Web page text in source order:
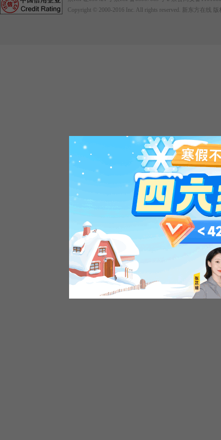
Copyright © 2000-2016
Inc. All rights reserved. 新东方在线